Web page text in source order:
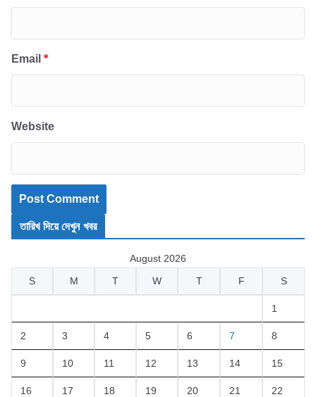
Email *
Website
তারিখ দিয়ে দেখুন খবর
August 2026
S
M T W T F S
1
2 3 4 5 6 7 8
9 10 11 12 13 14 15
16 17 18 19 20 21 22